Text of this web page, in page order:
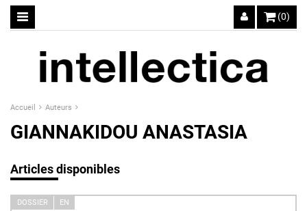
(0)
Accueil Auteurs
GIANNAKIDOU ANASTASIA
Articles disponibles
DOSSIER
EN